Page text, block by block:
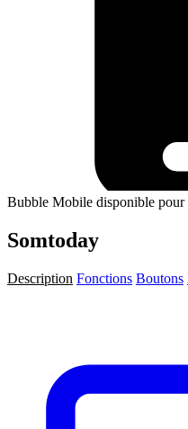
Bubble Mobile disponible
Somtoday
Description Fonctions Boutons